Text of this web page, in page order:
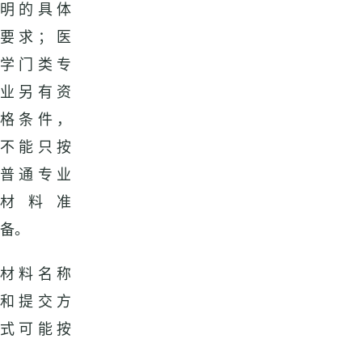
明的具体
要求；医
学门类专
业另有资
格条件，
不能只按
普通专业
材料准
备。
材料名称
和提交方
式可能按